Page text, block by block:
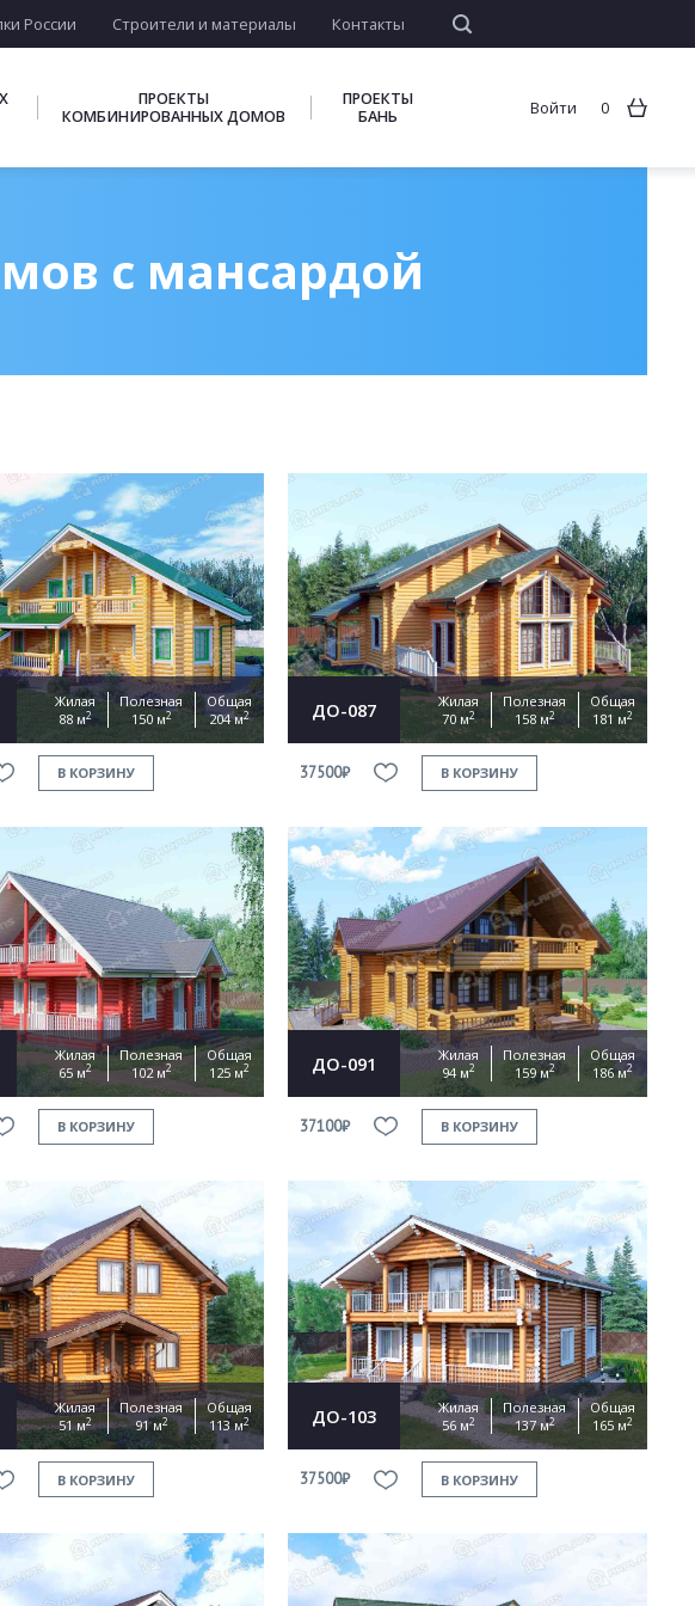
России Строители и материалы Контакты
ПРОЕКТЫ
КОМБИНИРОВАННЫХ ДОМОВ
ПРОЕКТЫ
БАНЬ
Войти 0
с мансардой
Жилая
88 м2
Полезная
150 м2
Общая
204 м2
В КОРЗИНУ
ДО-087
Жилая
70 м2
Полезная
158 м2
Общая
181 м2
37500₽ В КОРЗИНУ
Жилая
65 м2
Полезная
102 м2
Общая
125 м2
В КОРЗИНУ
ДО-091
Жилая
94 м2
Полезная
159 м2
Общая
186 м2
37100₽ В КОРЗИНУ
Жилая
51 м2
Полезная
91 м2
Общая
113 м2
В КОРЗИНУ
ДО-103
Жилая
56 м2
Полезная
137 м2
Общая
165 м2
37500₽ В КОРЗИНУ